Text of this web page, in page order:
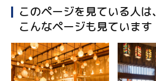
このページを見ている人は、
こんなページも見ています